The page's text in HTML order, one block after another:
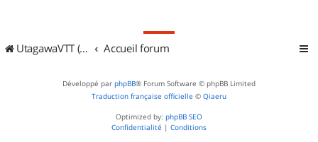
UtagawaVTT (Randos VTT et VTTAE avec traces GPS) Accueil forum
Développé par phpBB® Forum Software © phpBB Limited
Traduction française officielle © Qiaeru
Optimized by: phpBB SEO
Confidentialité | Conditions